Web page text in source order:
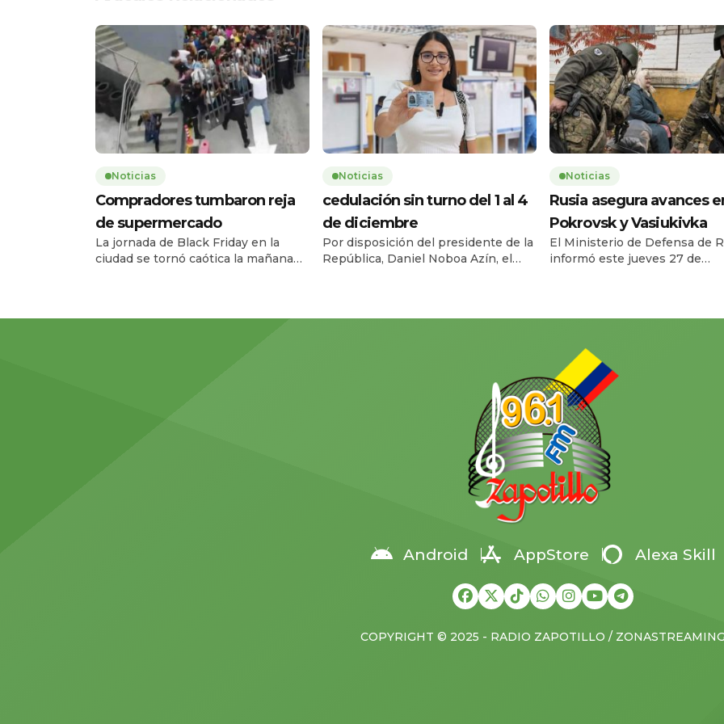
Noticias
Compradores tumbaron reja
de supermercado
La jornada de Black Friday en la
ciudad se tornó caótica la mañana
ubicado en la avenida Carlos Julio
Noticias
cedulación sin turno del 1 al 4
de diciembre
Por disposición del presidente de la
República, Daniel Noboa Azín, el
diciembre de 2025, en horario de
Noticias
Rusia asegura avances
Pokrovsk y Vasiukivka
El Ministerio de Defensa de
informó este jueves 27 de
Donbás. Según el parte
tropas rusas amenazar a
desde el suroeste y acercar el
a unos […]
Android AppStore Alexa Skill
COPYRIGHT © 2025 - RADIO ZAPOTILLO / ZONASTREAMING